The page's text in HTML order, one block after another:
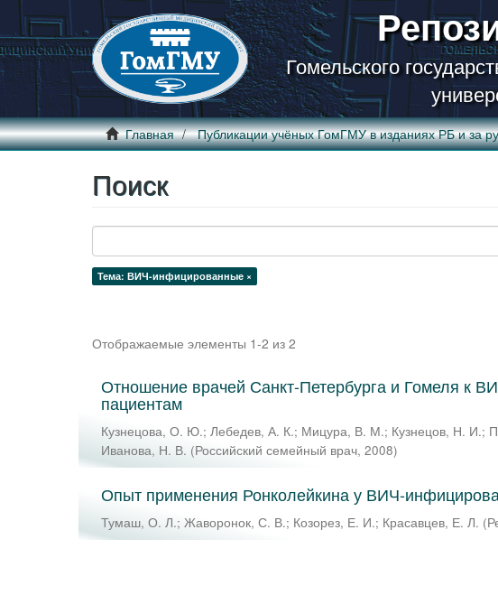
Гомельского
Главная Публикации учёных ГомГМУ в изданиях РБ и за
Поиск
Тема: ВИЧ-инфицированные ×
Отображаемые элементы 1-2 из 2
Отношение врачей Санкт-Петербурга и Гомеля к
пациентам
Кузнецова, О. Ю.; Лебедев, А. К.; Мицура, В. М.; Кузнецов, Н. И.;
Иванова, Н. В. (Российский семейный врач, 2008)
Опыт применения Ронколейкина у ВИЧ-
Тумаш, О. Л.; Жаворонок, С. В.; Козорез, Е. И.; Красавцев, Е. Л. (